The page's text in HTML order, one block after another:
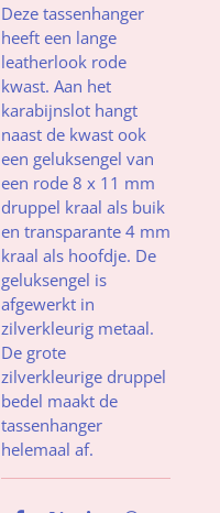
Deze tassenhanger
heeft een lange
leatherlook rode
kwast. Aan het
karabijnslot hangt
naast de kwast ook
een geluksengel van
een rode 8 x 11 mm
druppel kraal als buik
en transparante 4 mm
kraal als hoofdje. De
geluksengel is
afgewerkt in
zilverkleurig metaal.
De grote
zilverkleurige druppel
bedel maakt de
tassenhanger
helemaal af.